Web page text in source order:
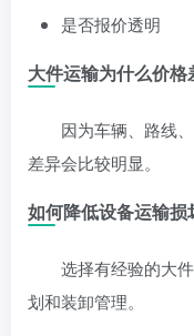
是否报价透明
大件运输为什么价格
因为车辆、路线
差异会比较明显。
如何降低设备运输损
选择有经验的大
划和装卸管理。